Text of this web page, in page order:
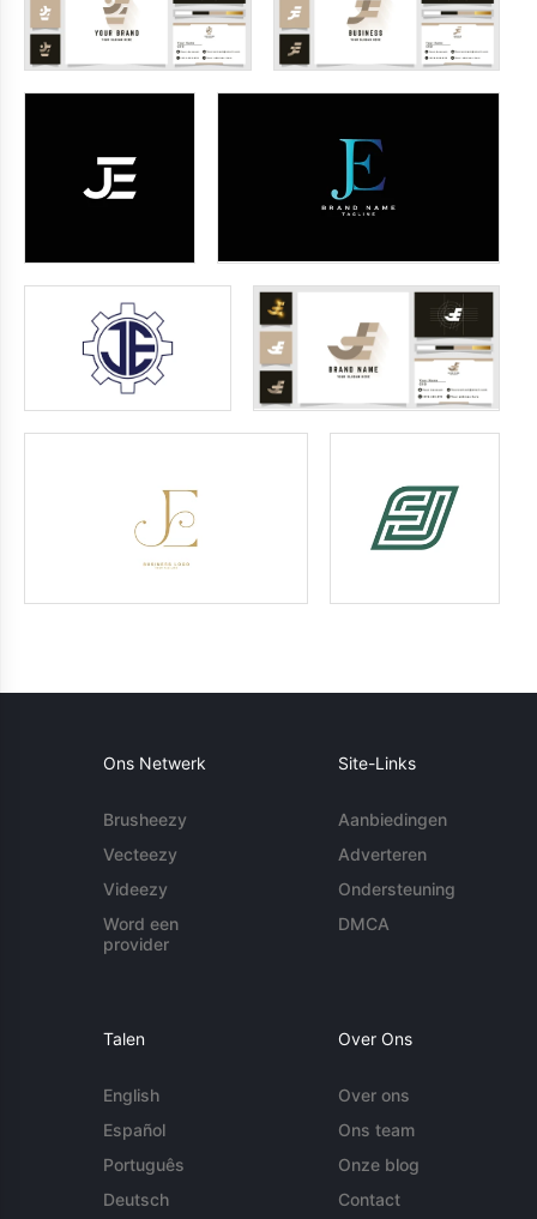
Ons Netwerk
Brusheezy
Vecteezy
Videezy
Word een
provider
Site-Links
Aanbiedingen
Adverteren
Ondersteuning
DMCA
Talen
English
Español
Português
Deutsch
Over Ons
Over ons
Ons team
Onze blog
Contact